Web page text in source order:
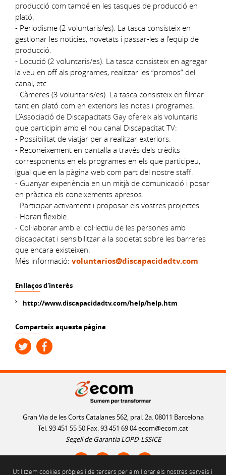
Utilitzem cookies pròpies i de tercers per a millorar els nostres serveis i
producció com també en les tasques de producció en
plató.
- Periodisme (2 voluntaris/es). La tasca consisteix en
gestionar les notícies, novetats i passar-les a l'equip de
producció.
- Locució (2 voluntaris/es). La tasca consisteix en agregar
la veu en off als programes, realitzar les “promos” del
canal, etc.
- Càmeres (3 voluntaris/es). La tasca consisteix en filmar
tant en plató com en exteriors les notes i programes.
L’Associació de Discapacitats Gay ofereix als voluntaris
que participin amb el nou canal Discapacitat TV:
- Possibilitat de viatjar per a realitzar exteriors.
- Reconeixement en pantalla a través dels crèdits
corresponents en els programes en els que participeu,
igual que en la pàgina web com part del nostre staff.
- Guanyar experiència en un mitjà de comunicació i posar
en pràctica els coneixements apresos.
- Participar activament i proposar els vostres projectes.
- Horari flexible.
- Col·laborar amb el col·lectiu de les persones amb
discapacitat i sensibilitzar a la societat sobre les barreres
que encara existeixen.
Més informació: voluntarios@discapacidadtv.com
Enllaços d'interès
http://www.discapacidadtv.com/help/help.htm
Comparteix aquesta pàgina
Gran Via de les Corts Catalanes 562, pral. 2a. 08011 Barcelona
Tel. 93 451 55 50 Fax. 93 451 69 04ecom@ecom.cat
Segell de Garantia LOPD-LSSICE